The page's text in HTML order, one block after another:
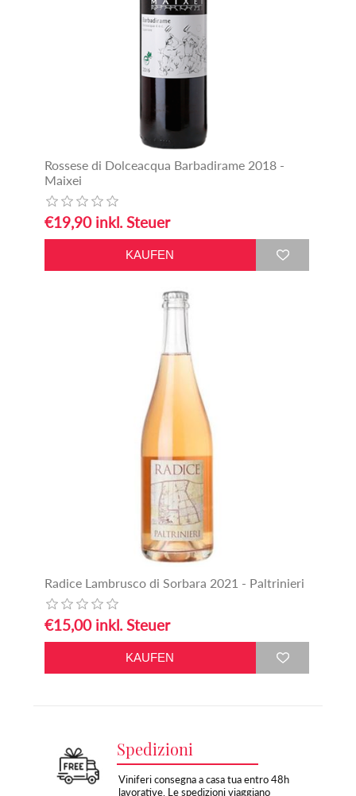
Rossese di Dolceacqua Barbadirame 2018 -
Maixei
€19,90 inkl. Steuer
Radice Lambrusco di Sorbara 2021 - Paltrinieri
€15,00 inkl. Steuer
Spedizioni
Viniferi consegna a casa tua entro 48h
lavorative. Le spedizioni viaggiano